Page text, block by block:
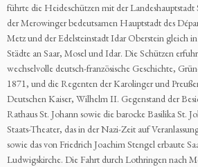
führte die Heideschützen mit der Landeshauptstadt
der Merowinger bedeutsamen Hauptstadt des
Metz und der Edelsteinstadt Idar Oberstein gleich
Städte an Saar, Mosel und Idar. Die Schützen
wechselvolle deutsch-französische Geschichte,
1871, und die Regenten der Karolinger und
Deutschen Kaiser, Wilhelm II. Gegenstand der
Rathaus St. Johann sowie die barocke Basilika St.
Staats-Theater, das in der Nazi-Zeit auf
sowie das von Friedrich Joachim Stengel erbaute
Ludwigskirche. Die Fahrt durch Lothringen nach